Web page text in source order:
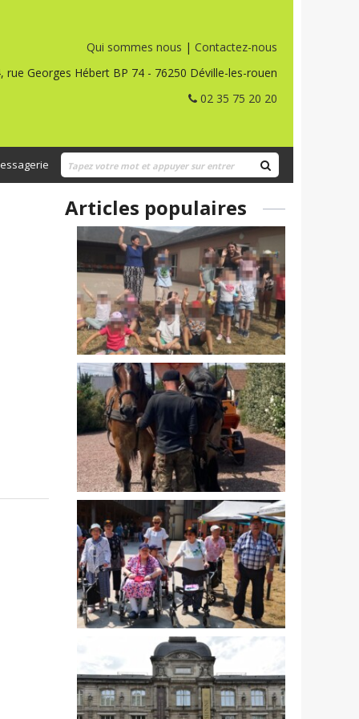
Qui sommes nous | Contactez-nous
rue Georges Hébert BP 74 - 76250 Déville-les-rouen
02 35 75 20 20
Articles populaires